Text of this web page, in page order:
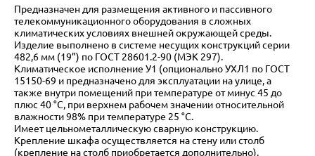
Предназначен для размещения активного и пассивного
телекоммуникационного оборудования в сложных
климатических условиях внешней окружающей среды.
Изделие выполнено в системе несущих конструкций серии
482,6 мм (19”) по ГОСТ 28601.2-90 (МЭК 297).
Климатическое исполнение У1 (опционально УХЛ1 по ГОСТ
15150-69 и предназначено для эксплуатации на улице, а
также внутри помещений при температуре от минус 45 до
плюс 40 °С, при верхнем рабочем значении относительной
влажности 98% при температуре 25 °С.
Имеет цельнометаллическую сварную конструкцию.
Крепление шкафа осуществляется на стену или столб
(крепление на столб приобретается дополнительно).